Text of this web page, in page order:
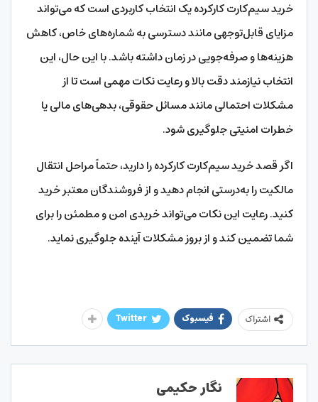
خرید سیم‌کارت کارکرده یک انتخاب کاربردی است که می‌تواند
مزایای قابل‌توجهی مانند دسترسی به شماره‌های خاص، کاهش
هزینه‌ها و صرفه‌جویی در زمان داشته باشد. با این حال، این
انتخاب نیازمند دقت بالا و رعایت نکات مهمی است تا از
مشکلات احتمالی مانند مسائل حقوقی، بدهی‌های مالی یا
خطرات امنیتی جلوگیری شود.
اگر قصد خرید سیم‌کارت کارکرده را دارید، حتماً مراحل انتقال
مالکیت را به‌درستی انجام دهید و از فروشندگان معتبر خرید
کنید. رعایت این نکات می‌تواند خریدی امن و مطمئن را برای
شما تضمین کند و از بروز مشکلات آینده جلوگیری نماید.
اشتراک فیسبوک Twitter
نگار حکیمی